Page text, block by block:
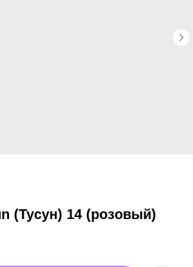
(Тусун) 14 (розовый)